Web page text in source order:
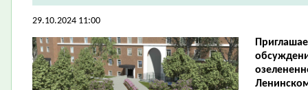
29.10.2024 11:00